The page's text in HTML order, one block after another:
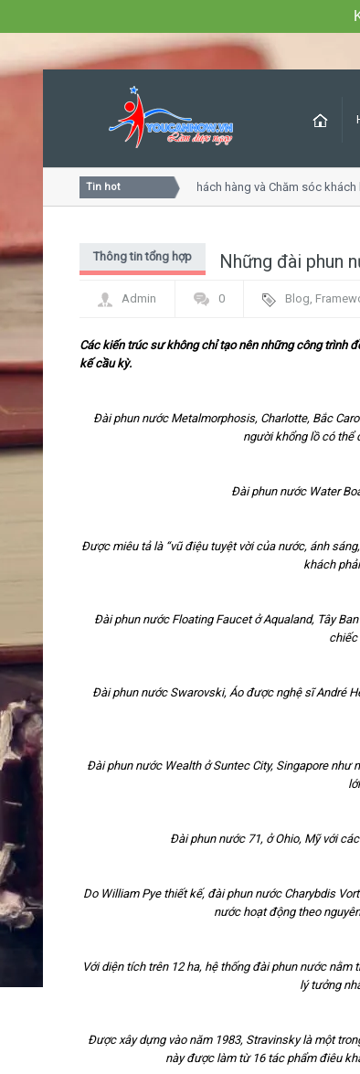
Tin hot
Khóa học Tư duy dịch vụ khách hàng và Chăm sóc khách
Những đài phun
Thông tin tổng hợp
Admin 0 Blog,
Các kiến trúc sư không chỉ tạo nên những công trình
kế cầu kỳ.
Đài phun nước Metalmorphosis, Charlotte, Bắc
người khổng lồ có thể
Đài phun nước Water
Được miêu tả là “vũ điệu tuyệt vời của nước, ánh
khách
Đài phun nước Floating Faucet ở Aqualand, Tây
chiếc
Đài phun nước Swarovski, Áo được nghệ sĩ André
Đài phun nước Wealth ở Suntec City, Singapore
Đài phun nước 71, ở Ohio, Mỹ với
Do William Pye thiết kế, đài phun nước Charybdis
nước hoạt động theo
Với diện tích trên 12 ha, hệ thống đài phun nước
lý tưởng
Được xây dựng vào năm 1983, Stravinsky là một
này được làm từ 16 tác phẩm điêu